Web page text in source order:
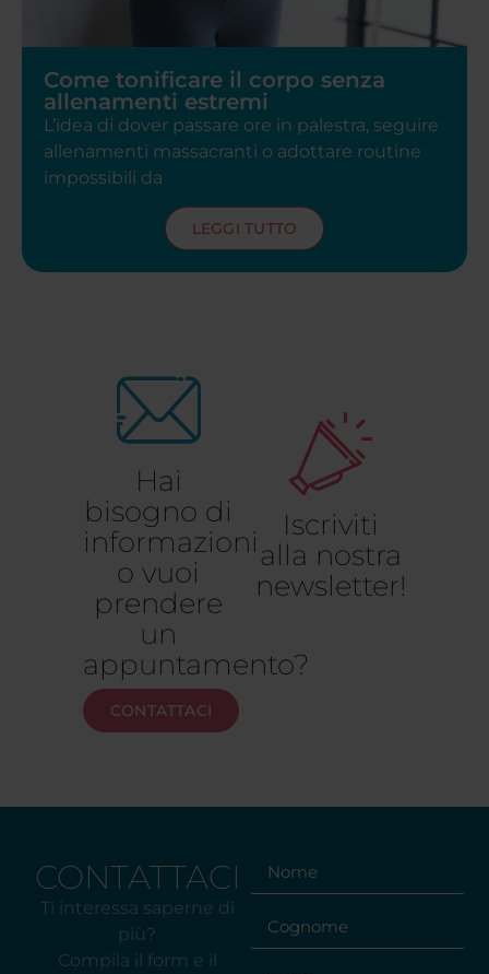
Come tonificare il corpo senza
allenamenti estremi
L’idea di dover passare ore in palestra, seguire
allenamenti massacranti o adottare routine
impossibili da
LEGGI TUTTO
Hai
bisogno di
informazioni
o vuoi
prendere
un
appuntamento?
CONTATTACI
Iscriviti
alla nostra
newsletter!
CONTATTACI
Ti interessa saperne di
più?
Compila il form e il